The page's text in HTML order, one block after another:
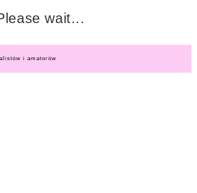
wait...
i amatorów